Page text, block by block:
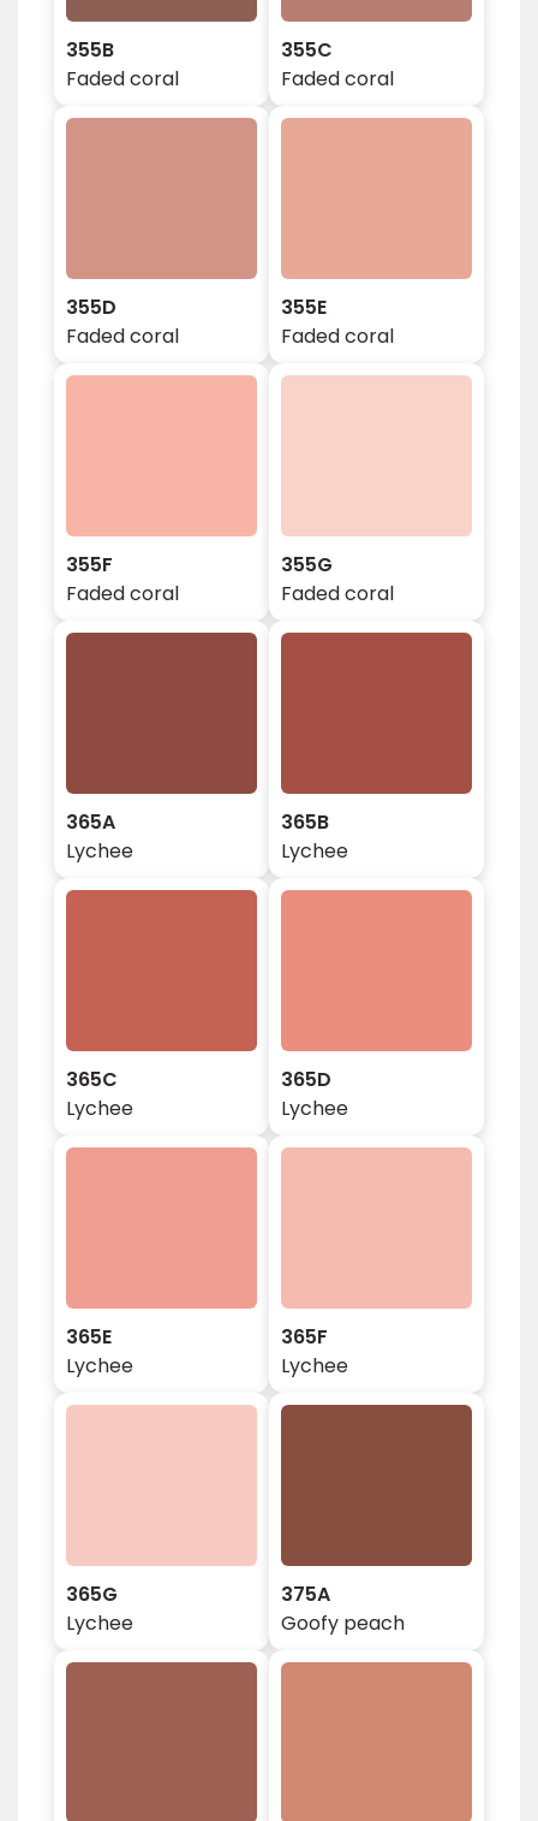
355B
Faded coral
355C
Faded coral
355D
Faded coral
355E
Faded coral
355F
Faded coral
355G
Faded coral
365A
Lychee
365B
Lychee
365C
Lychee
365D
Lychee
365E
Lychee
365F
Lychee
365G
Lychee
375A
Goofy peach